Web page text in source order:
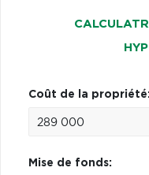
Coût de la propriété:
Mise de fonds: